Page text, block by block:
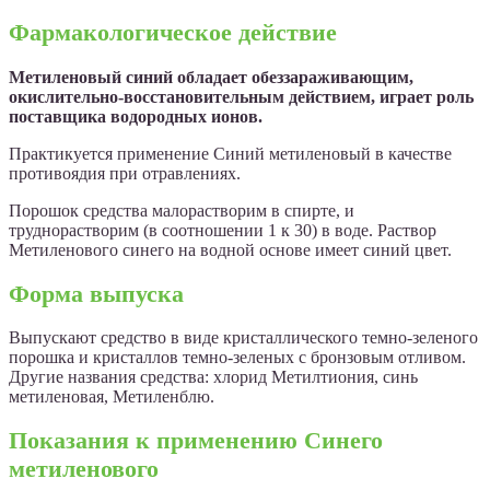
Фармакологическое действие
Метиленовый синий обладает обеззараживающим,
окислительно-восстановительным действием, играет роль
поставщика водородных ионов.
Практикуется применение Синий метиленовый в качестве
противоядия при отравлениях.
Порошок средства малорастворим в спирте, и
труднорастворим (в соотношении 1 к 30) в воде. Раствор
Метиленового синего на водной основе имеет синий цвет.
Форма выпуска
Выпускают средство в виде кристаллического темно-зеленого
порошка и кристаллов темно-зеленых с бронзовым отливом.
Другие названия средства: хлорид Метилтиония, синь
метиленовая, Метиленблю.
Показания к применению Синего
метиленового